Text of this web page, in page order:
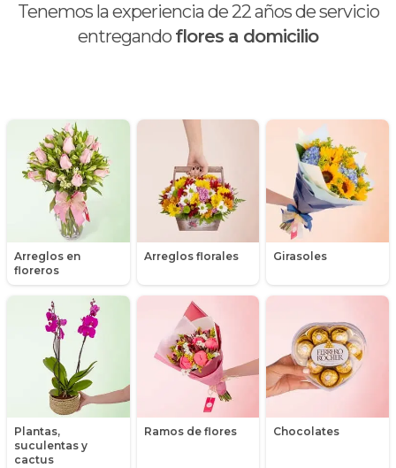
Tenemos la experiencia de 22años de servicio
entregando flores a domicilio
Arreglos en
floreros
Arreglos florales Girasoles
Plantas,
suculentas y
cactus
Ramos de flores Chocolates
Chocolates y galletas
Día de la secretaria
Flores y Regalos de Navidad
Gerberas
Girasoles
Globos
Graduación
Hipericum
Libros